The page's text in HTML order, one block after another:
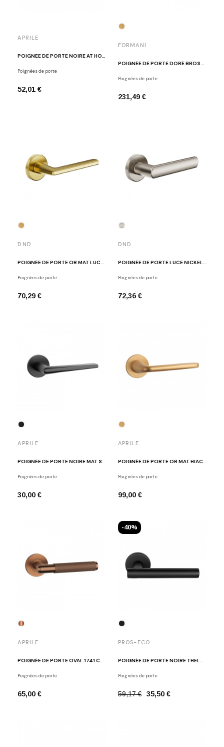
APRILE
POIGNÉE DE PORTE NOIRE AT HOSTA Q 7 S BLACK
Poignées de porte
52,01 €
FORMANI
POIGNÉE DE PORTE DORÉ BROSSÉ PIET BOON PBL15/50 IM
Poignées de porte
231,49 €
DND
POIGNÉE DE PORTE OR MAT LUCE P
Poignées de porte
70,29 €
DND
POIGNÉE DE PORTE LUCE NICKEL MAT
Poignées de porte
72,36 €
APRILE
POIGNÉE DE PORTE NOIRE MAT SALTA
Poignées de porte
30,00 €
APRILE
POIGNÉE DE PORTE OR MAT HIACYNTA
Poignées de porte
99,00 €
APRILE
POIGNÉE DE PORTE OVAL 1741 CUIVRE MAT
Poignées de porte
65,00 €
PROS-ECO
POIGNÉE DE PORTE NOIRE THELMA
Poignées de porte
59,17 € 35,50 €
-40%